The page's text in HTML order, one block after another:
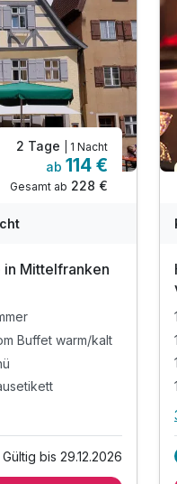
2 Tage | 1 Nacht
ab 114 €
Gesamt ab 228 €
- 2 Tage in Mittelfranken
Buffet warm/kalt
Gültig bis 29.12.2026